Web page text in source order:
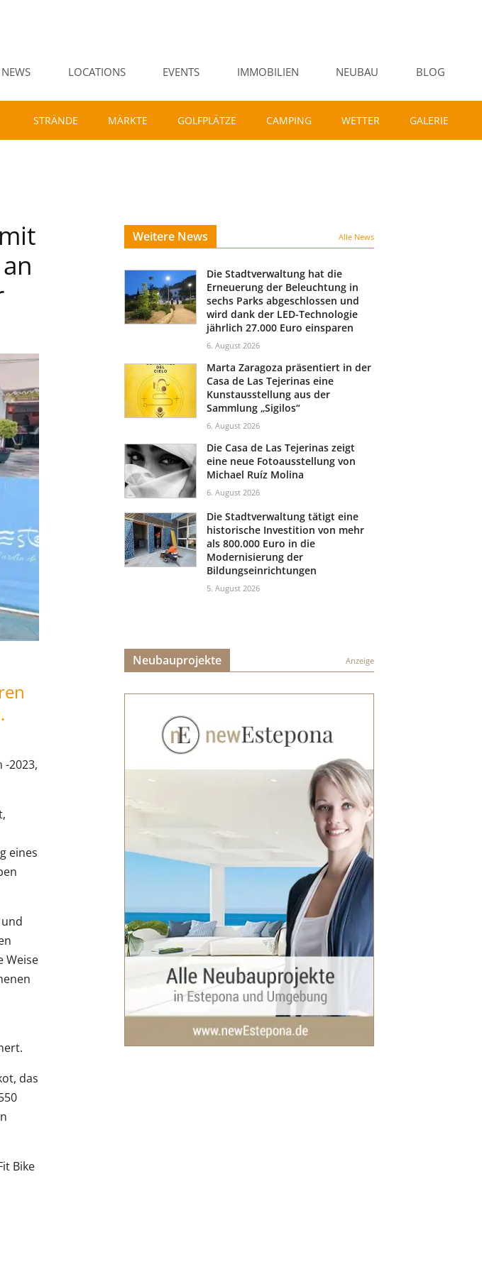
NEWS LOCATIONS EVENTS IMMOBILIEN NEUBAU BLOG
STRÄNDE MÄRKTE GOLFPLÄTZE CAMPING WETTER GALERIE
2023,
eines
Weise
das
Bike
Weitere News Alle News
Die Stadtverwaltung hat die
Erneuerung der Beleuchtung in
sechs Parks abgeschlossen und
wird dank der LED-Technologie
jährlich 27.000 Euro einsparen
6. August 2026
Marta Zaragoza präsentiert in der
Casa de Las Tejerinas eine
Kunstausstellung aus der
Sammlung „Sigilos“
6. August 2026
Die Casa de Las Tejerinas zeigt
eine neue Fotoausstellung von
Michael Ruíz Molina
6. August 2026
Die Stadtverwaltung tätigt eine
historische Investition von mehr
als 800.000 Euro in die
Modernisierung der
Bildungseinrichtungen
5. August 2026
Neubauprojekte Anzeige